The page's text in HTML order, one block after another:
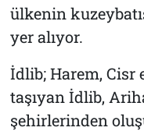
ülkenin
yer alıyor.
İdlib; Harem, Cisr
taşıyan İdlib,
şehirlerinden